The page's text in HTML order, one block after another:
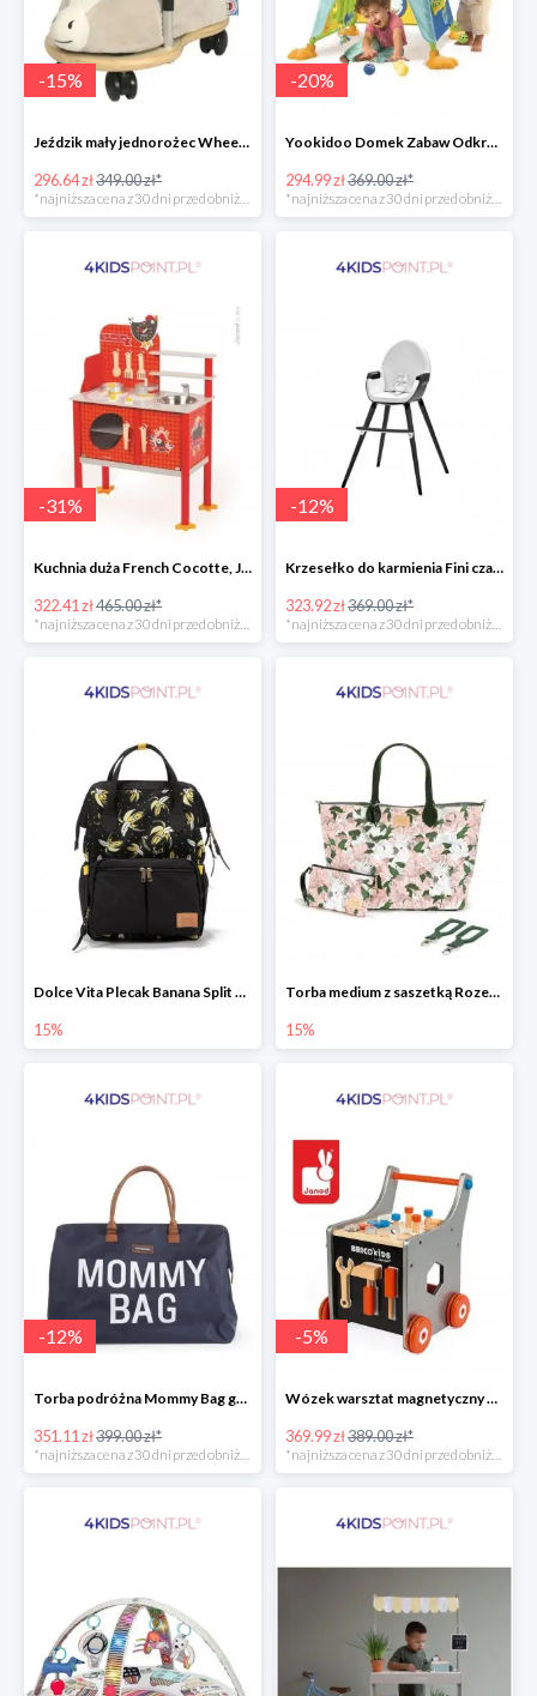
-15%
Jeździk mały jednorożec Wheely Bug
296.64 zł349.00 zł*
*najniższa cena z 30 dni przed obniżką
-20%
Yookidoo Domek Zabaw Odkrywczy
294.99 zł369.00 zł*
*najniższa cena z 30 dni przed obniżką
-31%
Kuchnia duża French Cocotte, Janod
322.41 zł465.00 zł*
-12%
Krzesełko do karmienia Fini czarne 2w1 Kinderkraft
323.92 zł369.00 zł*
Dolce Vita Plecak Banana Split Black La Millou
15%
Torba medium z saszetką Rozenek Lady Peony Premium Zip La Millou
15%
-12%
Torba podróżna Mommy Bag grant Childhome
351.11 zł399.00 zł*
*najniższa cena z 30 dni przed obniżką
-5%
Wózek warsztat magnetyczny z narzędziami Brico ‘Kids kolekcja 2018, Janod
369.99 zł389.00 zł*
*najniższa cena z 30 dni przed obniżką